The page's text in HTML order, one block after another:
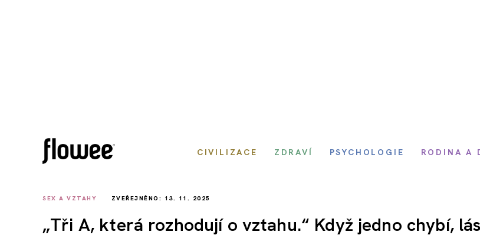
CIVILIZACE ZDRAVÍ PSYCHOLOGIE RODINA A
SEX A VZTAHY ZVEŘEJNĚNO: 13. 11. 2025
„Tři A, která rozhodují o vztahu.“ Když jedno chybí,